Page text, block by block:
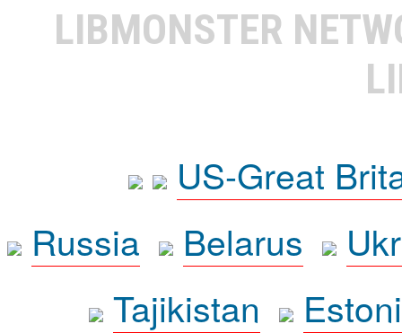
LIBMONSTER
US-Great
Russia
Belarus
Tajikistan